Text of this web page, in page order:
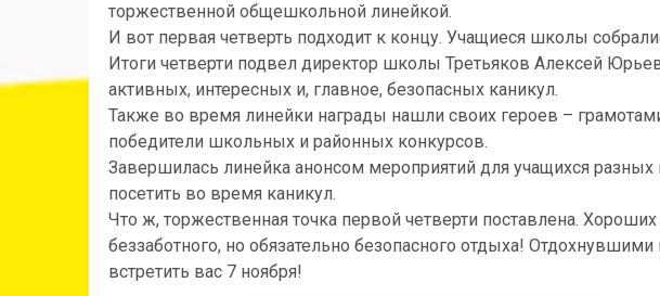
торжественной общешкольной линейкой.
И вот первая четверть подходит к концу. Учащиеся школы
Итоги четверти подвел директор школы Третьяков Алексей
активных, интересных и, главное, безопасных каникул.
Также во время линейки награды нашли своих героев –
победители школьных и районных конкурсов.
Завершилась линейка анонсом мероприятий для учащихся разных
посетить во время каникул.
Что ж, торжественная точка первой четверти поставлена.
беззаботного, но обязательно безопасного отдыха!
встретить вас 7 ноября!